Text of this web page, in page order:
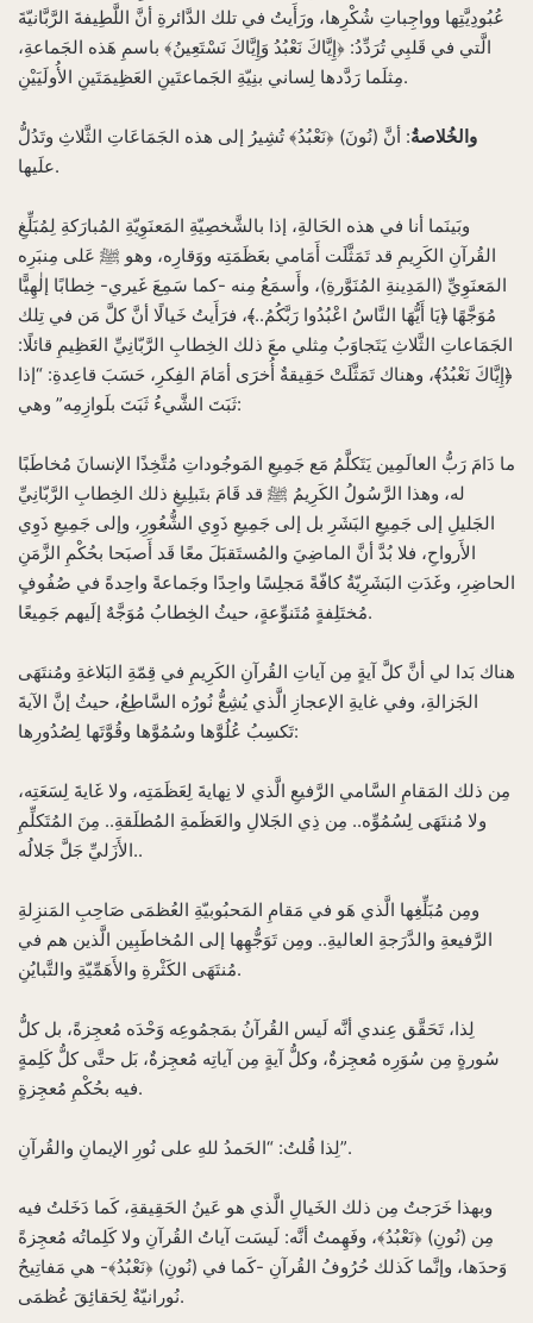
عُبُودِيَّتِها وواجِباتِ شُكْرِها، ورَأَيتُ في تلك الدَّائرةِ أنَّ اللَّطِيفةَ الرَّبَّانيّةَ
الَّتي في قَلبِي تُرَدِّدُ: ﴿إِيَّاكَ نَعْبُدُ وَإِيَّاكَ نَسْتَعِينُ﴾ باسمِ هَذه الجَماعةِ،
مِثلَما رَدَّدها لِساني بنِيّةِ الجَماعتَينِ العَظِيمَتَينِ الأُولَيَيْنِ.
والخُلاصةُ: أنَّ (نُونَ) ﴿نَعْبُدُ﴾ تُشِيرُ إلى هذه الجَمَاعَاتِ الثَّلاثِ وتَدُلُّ
علَيها.
وبَينَما أنا في هذه الحَالةِ، إذا بالشَّخصِيّةِ المَعنَوِيّةِ المُبارَكةِ لِمُبَلِّغِ
القُرآنِ الكَرِيمِ قد تَمَثَّلَت أَمَامي بعَظَمَتِه ووَقارِه، وهو ﷺ عَلى مِنبَرِه
المَعنَوِيِّ (المَدِينةِ المُنَوَّرةِ)، وأَسمَعُ مِنه -كما سَمِعَ غَيري- خِطابًا إلٰهِيًّا
مُوَجَّهًا ﴿يَا أَيُّهَا النَّاسُ اعْبُدُوا رَبَّكُمُ..﴾، فرَأَيتُ خَيالًا أنَّ كلَّ مَن في تِلك
الجَمَاعاتِ الثَّلاثِ يَتَجاوَبُ مِثلي معَ ذلك الخِطابِ الرَّبّانِيِّ العَظِيمِ قائلًا:
﴿إِيَّاكَ نَعْبُدُ﴾، وهناك تَمَثَّلَتْ حَقِيقةٌ أُخرَى أمَامَ الفِكرِ، حَسَبَ قاعِدةِ: “إذا
ثَبَتَ الشَّيءُ ثَبَتَ بلَوازِمِه” وهي:
ما دَامَ رَبُّ العالَمِين يَتَكلَّمُ مَع جَمِيعِ المَوجُوداتِ مُتَّخِذًا الإنسانَ مُخاطَبًا
له، وهذا الرَّسُولُ الكَرِيمُ ﷺ قد قَامَ بتَبلِيغِ ذلك الخِطابِ الرَّبّانِيِّ
الجَليلِ إلى جَمِيعِ البَشَرِ بل إلى جَمِيعِ ذَوِي الشُّعُورِ، وإلى جَمِيعِ ذَوِي
الأَرواحِ، فلا بُدَّ أنَّ الماضِيَ والمُستَقبَلَ معًا قَد أَصبَحا بحُكْمِ الزَّمَنِ
الحاضِرِ، وغَدَتِ البَشَرِيّةُ كافّةً مَجلِسًا واحِدًا وجَماعةً واحِدةً في صُفُوفٍ
مُختَلِفةٍ مُتَنوِّعةٍ، حيثُ الخِطابُ مُوَجَّهٌ إلَيهم جَمِيعًا.
هناك بَدا لي أنَّ كلَّ آيةٍ مِن آياتِ القُرآنِ الكَرِيمِ في قِمّةِ البَلاغةِ ومُنتَهَى
الجَزالةِ، وفي غايةِ الإعجازِ الَّذي يُشِعُّ نُورُه السَّاطِعُ، حيثُ إنَّ الآيةَ
تَكسِبُ عُلُوَّها وسُمُوَّها وقُوَّتَها لِصُدُورِها:
مِن ذلك المَقامِ السَّامي الرَّفيعِ الَّذي لا نِهايةَ لِعَظَمَتِه، ولا غَايةَ لِسَعَتِه،
ولا مُنتَهَى لِسُمُوِّه.. مِن ذِي الجَلالِ والعَظَمةِ المُطلَقةِ.. مِنَ المُتَكلِّمِ
الأَزَليِّ جَلَّ جَلالُه..
ومِن مُبَلِّغِها الَّذي هَو في مَقامِ المَحبُوبيّةِ العُظمَى صَاحِبِ المَنزِلةِ
الرَّفيعةِ والدَّرَجةِ العاليةِ.. ومِن تَوَجُّهِها إلى المُخاطَبِين الَّذين هم في
مُنتَهَى الكَثْرةِ والأَهَمِّيّةِ والتَّبايُنِ.
لِذا، تَحَقَّق عِندي أنَّه لَيس القُرآنُ بمَجمُوعِه وَحْدَه مُعجِزةً، بل كلُّ
سُورةٍ مِن سُوَرِه مُعجِزةٌ، وكلُّ آيةٍ مِن آياتِه مُعجِزةٌ، بَل حتَّى كلُّ كَلِمةٍ
فيه بحُكْمِ مُعجِزةٍ.
لِذا قُلتُ: “الحَمدُ للهِ على نُورِ الإيمانِ والقُرآنِ”.
وبهذا خَرَجتُ مِن ذلك الخَيالِ الَّذي هو عَينُ الحَقِيقةِ، كَما دَخَلتُ فيه
مِن (نُونِ) ﴿نَعْبُدُ﴾، وفَهِمتُ أنَّه: لَيسَت آياتُ القُرآنِ ولا كَلِماتُه مُعجِزةً
وَحدَها، وإنَّما كَذلك حُرُوفُ القُرآنِ -كَما في (نُونِ) ﴿نَعْبُدُ﴾- هي مَفاتِيحُ
نُورانيّةٌ لِحَقائِقَ عُظمَى.